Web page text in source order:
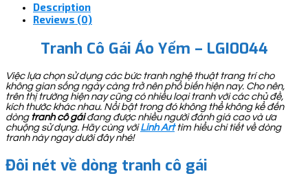
Description
Reviews (0)
Tranh Cô Gái Áo Yếm – LGI0044
Việc lựa chọn sử dụng các bức tranh nghệ thuật trang trí cho
không gian sống ngày càng trở nên phổ biến hiện nay. Cho nên,
trên thị trường hiện nay cũng có nhiều loại tranh với các chủ đề,
kích thước khác nhau. Nổi bật trong đó không thể không kể đến
dòng tranh cô gáiđang được nhiều người đánh giá cao và ưa
chuộng sử dụng. Hãy cùng với Linh Art tìm hiểu chi tiết về dòng
tranh này ngay dưới đây nhé!
Đôi nét về dòng tranh cô gái